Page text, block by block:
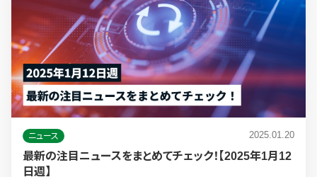
ニュース 2025.01.20
最新の注目ニュースをまとめてチェック！【2025年1月12
日週】